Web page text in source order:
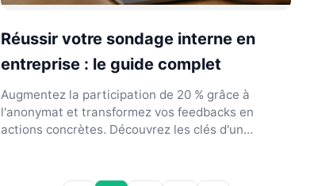
Réussir votre sondage interne en
entreprise : le guide complet
Augmentez la participation de 20 % grâce à
l'anonymat et transformez vos feedbacks en
actions concrètes. Découvrez les clés d'un